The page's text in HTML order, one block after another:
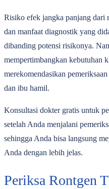
Risiko efek jangka panjang dari
dan manfaat diagnostik yang
dibanding potensi risikonya.
mempertimbangkan kebutuhan
merekomendasikan
dan ibu hamil.
Konsultasi dokter gratis untuk
setelah Anda menjalani
sehingga Anda bisa langsung
Anda dengan lebih jelas.
Periksa Rontgen